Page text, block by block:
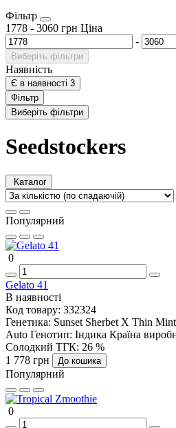
Фільтр
1778 - 3060 грн Ціна
-
Виберіть фільтри
Наявність
Є в наявності 3
Фільтр
Виберіть фільтри
Seedstockers
Каталог
Популярний
0
Gelato 41
В наявності
Код товару: 332324
Генетика: Sunset Sherbet X Thin
Auto Генотип: Індика Країна
Солодкий ТГК: 26 %
1 778 грн
До кошика
Популярний
0